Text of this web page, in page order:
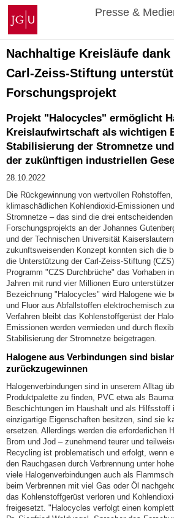
Zum
Inhalt
springen
Johannes
Gutenberg-
Universität
Mainz
Presse &
Nachhaltige Kreisläufe
Carl-Zeiss-Stiftung
Forschungsprojekt
Projekt "Halocycles" ermöglicht
Kreislaufwirtschaft als wichtigen
Stabilisierung der Stromnetze
der zukünftigen industriellen
28.10.2022
Die Rückgewinnung von wertvollen
klimaschädlichen Kohlendioxid-Emissionen
Stromnetze – das sind die drei
Forschungsprojekts an der Johannes
und der Technischen Universität
zukunftsweisenden Konzept konnten sich die
die Unterstützung der Carl-Zeiss-Stiftung
Programm "CZS Durchbrüche" das Vorhaben
Jahren mit rund vier Millionen Euro
Bezeichnung "Halocycles" wird Halogene wie
und Fluor aus Abfallstoffen elektrochemisch
Verfahren bleibt das Kohlenstoffgerüst der
Emissionen werden vermieden und durch
Stabilisierung der Stromnetze beigetragen.
Halogene aus Verbindungen sind
zurückzugewinnen
Halogenverbindungen sind in unserem Alltag
Produktpalette zu finden, PVC etwa als
Beschichtungen im Haushalt und als
einzigartige Eigenschaften besitzen, sind sie
ersetzen. Allerdings werden die erforderlichen
Brom und Jod – zunehmend teurer und
Recycling ist problematisch und erfolgt, wenn
den Rauchgasen durch Verbrennung unter
viele Halogenverbindungen auch als
beim Verbrennen mit viel Gas oder Öl
das Kohlenstoffgerüst verloren und
freigesetzt. "Halocycles verfolgt einen